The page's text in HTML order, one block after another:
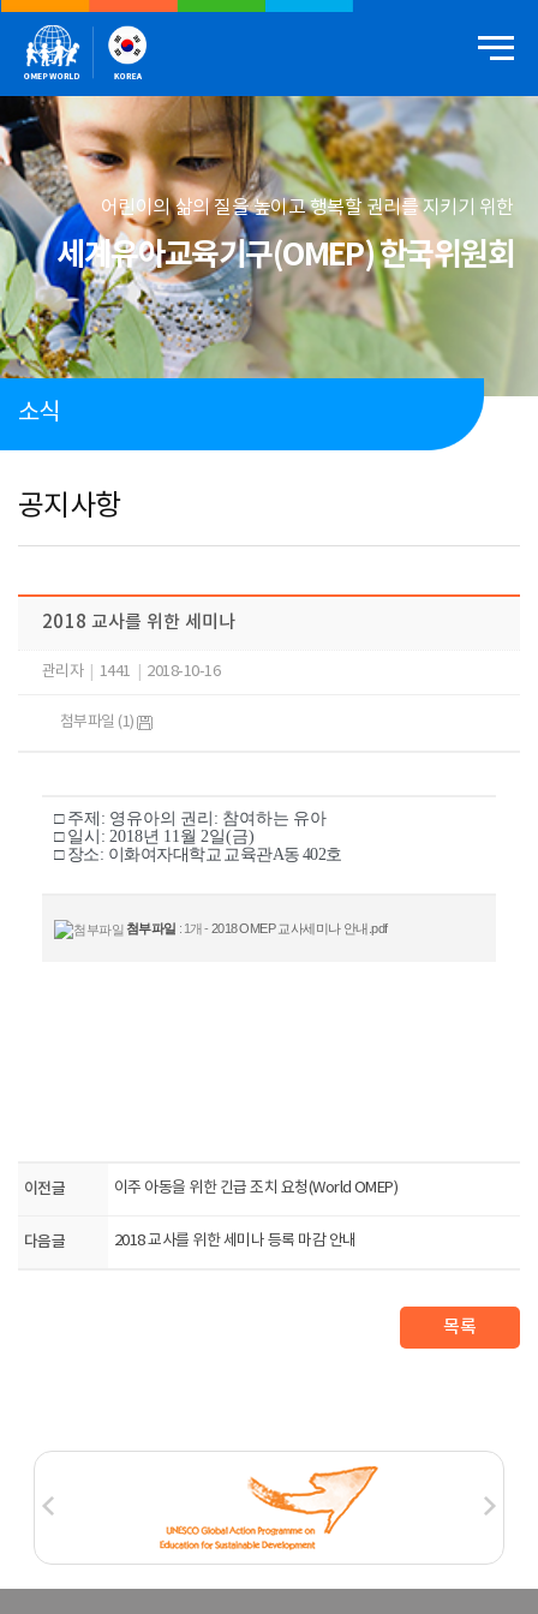
어린이의 삶의 질을 높이고 행복할 권리를 지키기 위한
세계유아교육기구(OMEP) 한국위원회
소식
공지사항
2018 교사를 위한 세미나
관리자 1441 2018-10-16
첨부파일 (1)
□ 주제 : 영유아의 권리: 참여하는 유아
□ 일시 : 2018년 11월 2일(금)
□ 장소: 이화여자대학교 교육관A동 402호
첨부파일 : 1개 - 2018 OMEP 교사세미나 안내.pdf
이전글 이주 아동을 위한 긴급 조치 요청(World OMEP)
다음글 2018 교사를 위한 세미나 등록 마감 안내
목록